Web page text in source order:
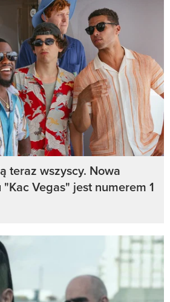
teraz wszyscy. Nowa
Vegas" jest numerem 1